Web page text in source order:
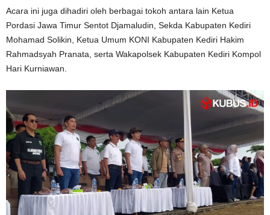
Acara ini juga dihadiri oleh berbagai tokoh antara lain Ketua
Pordasi Jawa Timur Sentot Djamaludin, Sekda Kabupaten Kediri
Mohamad Solikin, Ketua Umum KONI Kabupaten Kediri Hakim
Rahmadsyah Pranata, serta Wakapolsek Kabupaten Kediri Kompol
Hari Kurniawan.